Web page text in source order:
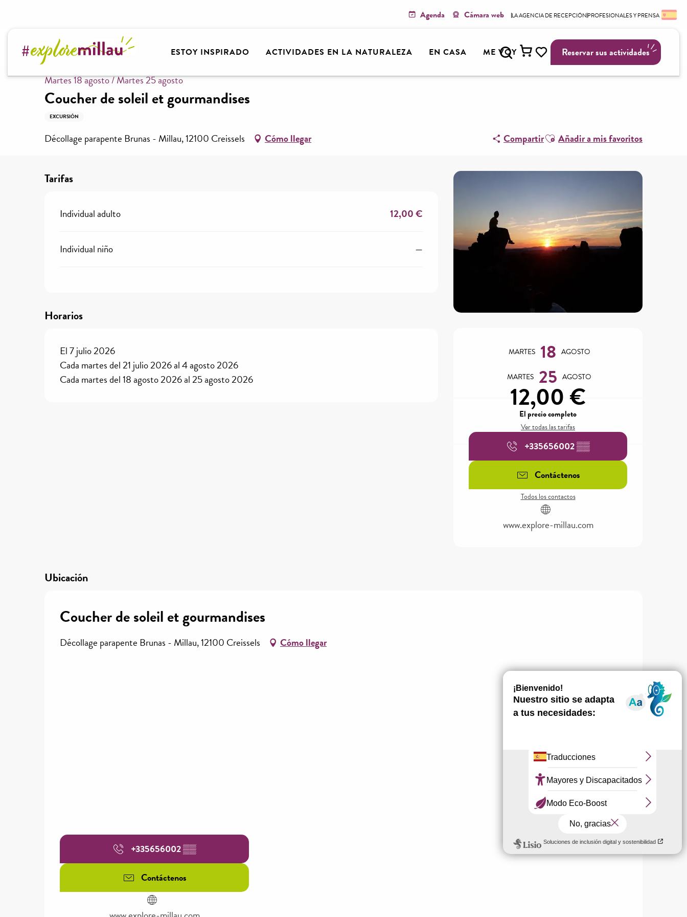
contenu
principal
Reservar sus actividades
Voir les favoris
Buscar
Agenda Cámara web LA AGENCIA DE RECEPCIÓNPROFESIONALES Y PRENSA
ESTOY INSPIRADO ACTIVIDADES EN LA NATURALEZA EN CASA ME VOY
Bienvenido a Millau Grands Causses – Gorges du Tarn Coucher de soleil et gourmandises
Martes 18 agosto / Martes 25 agosto
Coucher de soleil et gourmandises
EXCURSIÓN
Décollage parapente Brunas - Millau, 12100 Creissels Cómo llegar CompartirAjouter aux favoris
Añadir a mis favoritos
Horarios y datos de contacto
MARTES 18 AGOSTO
MARTES 25 AGOSTO
12,00 €
El precio completo
Ver todas las tarifas
+335656002▒▒
Contáctenos
Todos los contactos
www.explore-millau.com
Tarifas
Individual adulto 12,00 €
Individual niño —
Horarios
El 7 julio 2026
Cada martes del 21 julio 2026 al 4 agosto 2026
Cada martes del 18 agosto 2026 al 25 agosto 2026
Ubicación
Coucher de soleil et gourmandises
Décollage parapente Brunas - Millau, 12100 Creissels Cómo llegar
+335656002▒▒
Contáctenos